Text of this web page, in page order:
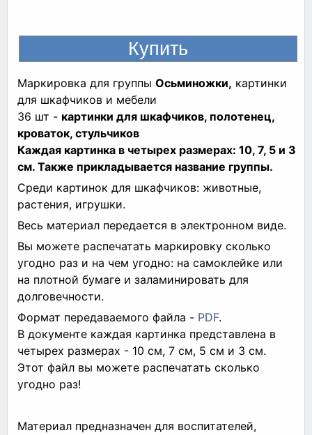
Маркировка для группы Осьминожки, картинки
для шкафчиков и мебели
36 шт - картинки для шкафчиков, полотенец,
кроваток, стульчиков
Каждая картинка в четырех размерах: 10, 7, 5 и 3
см. Также прикладывается название группы.
Среди картинок для шкафчиков: животные,
растения, игрушки.
Весь материал передается в электронном виде.
Вы можете распечатать маркировку сколько
угодно раз и на чем угодно: на самоклейке или
на плотной бумаге и заламинировать для
долговечности.
Формат передаваемого файла - PDF.
В документе каждая картинка представлена в
четырех размерах - 10 см, 7 см, 5 см и 3 см.
Этот файл вы можете распечатать сколько
угодно раз!
Материал предназначен для воспитателей,